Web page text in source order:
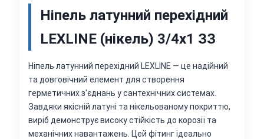
Ніпель латунний перехідний
LEXLINE (нікель) 3/4х1 ЗЗ
Ніпель латунний перехідний LEXLINE — це надійний
та довговічний елемент для створення
герметичних з'єднань у сантехнічних системах.
Завдяки якісній латуні та нікельованому покриттю,
виріб демонструє високу стійкість до корозії та
механічних навантажень. Цей фітинг ідеально